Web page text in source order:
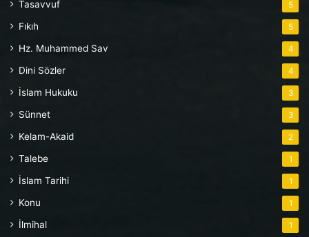
Tasavvuf 5
Fıkıh 5
Hz. Muhammed Sav 4
Dini Sözler 4
İslam Hukuku 3
Sünnet 3
Kelam-Akaid 2
Talebe 1
İslam Tarihi 1
Konu 1
İlmihal 1